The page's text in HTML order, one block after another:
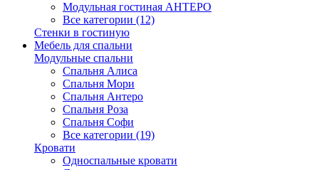
Модульная гостиная АНТЕРО
Все категории (12)
Стенки в гостиную
Мебель для спальни
Модульные спальни
Спальня Алиса
Спальня Мори
Спальня Антеро
Спальня Роза
Спальня Софи
Все категории (19)
Кровати
Односпальные кровати